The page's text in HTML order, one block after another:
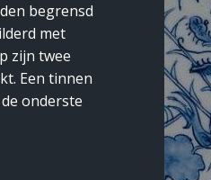
begrensd
met
zijn twee
Een tinnen
onderste